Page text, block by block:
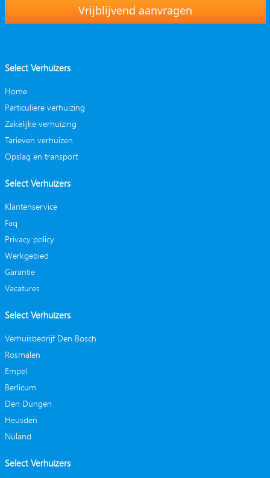
Vrijblijvend aanvragen
Select Verhuizers
Home
Particuliere verhuizing
Zakelijke verhuizing
Tarieven verhuizen
Opslag en transport
Select Verhuizers
Klantenservice
Faq
Privacy policy
Werkgebied
Garantie
Vacatures
Select Verhuizers
Verhuisbedrijf Den Bosch
Rosmalen
Empel
Berlicum
Den Dungen
Heusden
Nuland
Select Verhuizers